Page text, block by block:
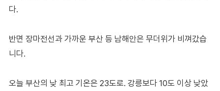
다.
반면 장마전선과 가까운 부산 등 남해안은 무더위가 비껴갔습
니다.
오늘 부산의 낮 최고 기온은 23도로. 강릉보다 10도 이상 낮았